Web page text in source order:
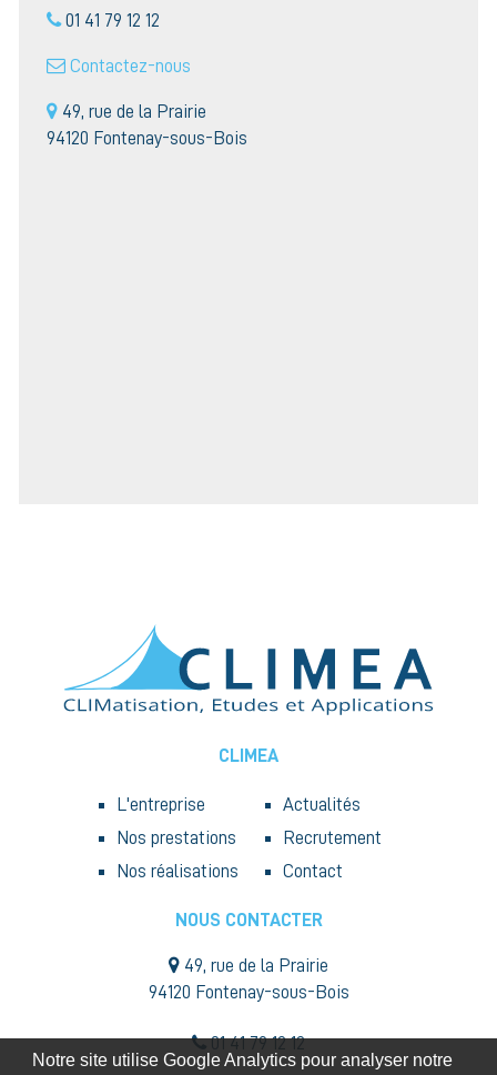
Notre site utilise Google Analytics pour analyser notre
01 41 79 12 12
Contactez-nous
49, rue de la Prairie
94120 Fontenay-sous-Bois
CLIMEA
L'entreprise
Nos prestations
Nos réalisations
Actualités
Recrutement
Contact
NOUS CONTACTER
49, rue de la Prairie
94120 Fontenay-sous-Bois
01 41 79 12 12